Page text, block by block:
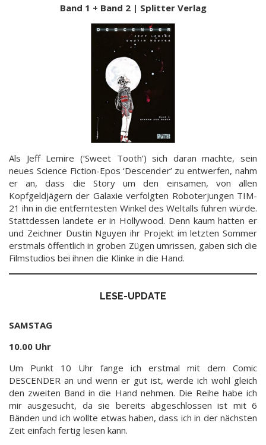
Band 1 + Band 2 | Splitter Verlag
Als Jeff Lemire (‘Sweet Tooth’) sich daran machte, sein
neues Science Fiction-Epos ‘Descender’ zu entwerfen, nahm
er an, dass die Story um den einsamen, von allen
Kopfgeldjägern der Galaxie verfolgten Roboterjungen TIM-
21 ihn in die entferntesten Winkel des Weltalls führen würde.
Stattdessen landete er in Hollywood. Denn kaum hatten er
und Zeichner Dustin Nguyen ihr Projekt im letzten Sommer
erstmals öffentlich in groben Zügen umrissen, gaben sich die
Filmstudios bei ihnen die Klinke in die Hand.
LESE-UPDATE
SAMSTAG
10.00 Uhr
Um Punkt 10 Uhr fange ich erstmal mit dem Comic
DESCENDER an und wenn er gut ist, werde ich wohl gleich
den zweiten Band in die Hand nehmen. Die Reihe habe ich
mir ausgesucht, da sie bereits abgeschlossen ist mit 6
Bänden und ich wollte etwas haben, dass ich in der nächsten
Zeit einfach fertig lesen kann.